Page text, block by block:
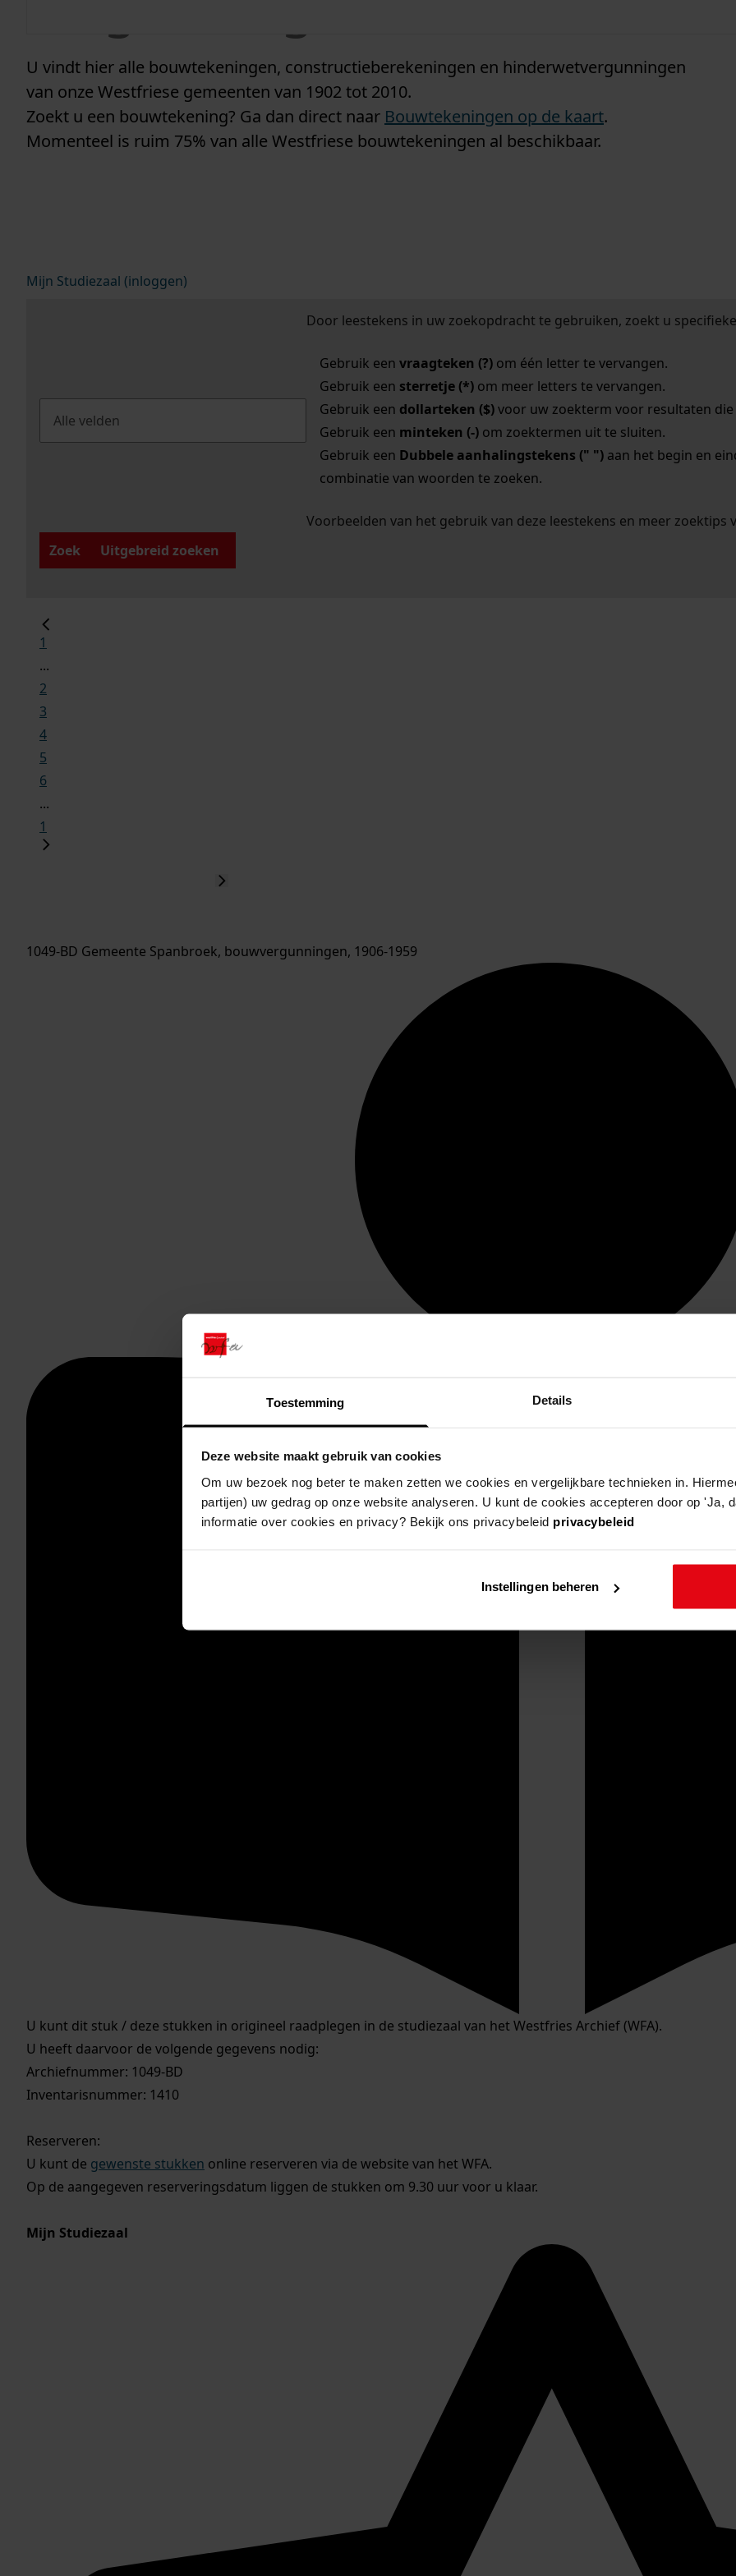
Toestemming Details
Deze website maakt gebruik van cookies
Om uw bezoek nog beter te maken zetten we cookies en vergelijkbare technieken in.
partijen) uw gedrag op onze website analyseren. U kunt de cookies accepteren door op 'Ja,
informatie over cookies en privacy? Bekijk ons privacybeleid privacybeleid
Instellingen beheren
U vindt hier alle bouwtekeningen, constructieberekeningen en hinderwetvergunningen
van onze Westfriese gemeenten van 1902 tot 2010.
Zoekt u een bouwtekening? Ga dan direct naar Bouwtekeningen op de kaart.
Momenteel is ruim 75% van alle Westfriese bouwtekeningen al beschikbaar.
Mijn Studiezaal (inloggen)
Door leestekens in uw zoekopdracht te gebruiken, zoekt u
Gebruik een vraagteken (?)om één letter te vervangen.
Gebruik een sterretje (*)om meer letters te vervangen.
Gebruik een dollarteken ($)voor uw zoekterm voor resultaten die
Gebruik een minteken (-)om zoektermen uit te sluiten.
Gebruik een Dubbele aanhalingstekens (" ")aan het begin en
combinatie van woorden te zoeken.
Voorbeelden van het gebruik van deze leestekens en meer zoektips
Zoek
Uitgebreid zoeken
1
...
2
3
4
5
6
...
1
1049-BD Gemeente Spanbroek, bouwvergunningen, 1906-1959
U kunt dit stuk / deze stukken in origineel raadplegen in de studiezaal van het Westfries Archief (WFA).
U heeft daarvoor de volgende gegevens nodig:
Archiefnummer: 1049-BD
Inventarisnummer: 1410
Reserveren:
U kunt de gewenste stukken online reserveren via de website van het WFA.
Op de aangegeven reserveringsdatum liggen de stukken om 9.30 uur voor u klaar.
Mijn Studiezaal